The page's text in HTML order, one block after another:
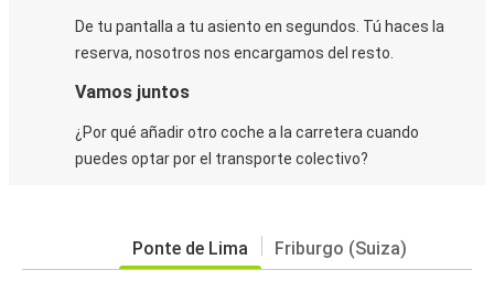
De tu pantalla a tu asiento en segundos. Tú haces la
reserva, nosotros nos encargamos del resto.
Vamos juntos
¿Por qué añadir otro coche a la carretera cuando
puedes optar por el transporte colectivo?
Ponte de Lima Friburgo (Suiza)